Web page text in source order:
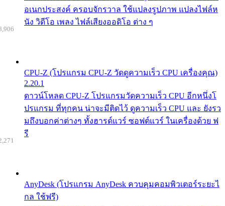
อเนกประสงค์ ครอบจักรวาล ใช้แปลงรูปภาพ แปลงไฟล์ห
นัง วิดีโอ เพลง ไฟล์เสียงออดิโอ ต่าง ๆ
CPU-Z (โปรแกรม CPU-Z วัดดูความเร็ว CPU เครื่องคุณ)
2.20.1
ดาวน์โหลด CPU-Z โปรแกรมวัดความเร็ว CPU อีกหนึ่งโ
ปรแกรม ที่ทุกคน น่าจะมีติดไว้ ดูความเร็ว CPU และ ยังรว
มถึงบอกค่าต่างๆ ทั้งฮารด์แวร์ ซอฟต์แวร์ ในเครื่องด้วย ฟ
รี
AnyDesk (โปรแกรม AnyDesk ควบคุมคอมพิวเตอร์ระยะไ
กล ใช้ฟรี)